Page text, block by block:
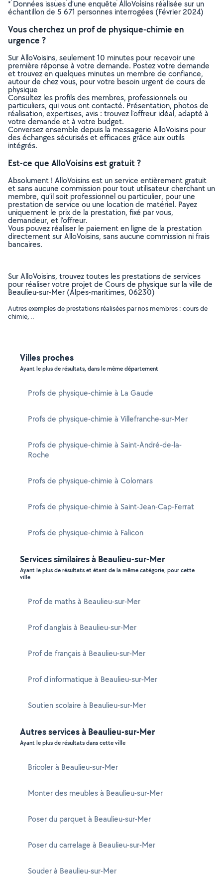
* Données issues d’une enquête AlloVoisins réalisée sur un
échantillon de 5 671 personnes interrogées (Février 2024)
Vous cherchez un prof de physique-chimie en
urgence ?
Sur AlloVoisins, seulement 10 minutes pour recevoir une
première réponse à votre demande. Postez votre demande
et trouvez en quelques minutes un membre de confiance,
autour de chez vous, pour votre besoin urgent de cours de
physique
Consultez les profils des membres, professionnels ou
particuliers, qui vous ont contacté. Présentation, photos de
réalisation, expertises, avis : trouvez l'offreur idéal, adapté à
votre demande et à votre budget.
Conversez ensemble depuis la messagerie AlloVoisins pour
des échanges sécurisés et efficaces grâce aux outils
intégrés.
Est-ce que AlloVoisins est gratuit ?
Absolument ! AlloVoisins est un service entièrement gratuit
et sans aucune commission pour tout utilisateur cherchant un
membre, qu’il soit professionnel ou particulier, pour une
prestation de service ou une location de matériel. Payez
uniquement le prix de la prestation, fixé par vous,
demandeur, et l’offreur.
Vous pouvez réaliser le paiement en ligne de la prestation
directement sur AlloVoisins, sans aucune commission ni frais
bancaires.
Sur AlloVoisins, trouvez toutes les prestations de services
pour réaliser votre projet de Cours de physique sur la ville de
Beaulieu-sur-Mer (Alpes-maritimes, 06230)
Autres exemples de prestations réalisées par nos membres : cours de
chimie, ..
Villes proches
Ayant le plus de résultats, dans le même département
Profs de physique-chimie à La Gaude
Profs de physique-chimie à Villefranche-sur-Mer
Profs de physique-chimie à Saint-André-de-la-
Roche
Profs de physique-chimie à Colomars
Profs de physique-chimie à Saint-Jean-Cap-Ferrat
Profs de physique-chimie à Falicon
Services similaires à Beaulieu-sur-Mer
Ayant le plus de résultats et étant de la même catégorie, pour cette
ville
Prof de maths à Beaulieu-sur-Mer
Prof d'anglais à Beaulieu-sur-Mer
Prof de français à Beaulieu-sur-Mer
Prof d'informatique à Beaulieu-sur-Mer
Soutien scolaire à Beaulieu-sur-Mer
Autres services à Beaulieu-sur-Mer
Ayant le plus de résultats dans cette ville
Bricoler à Beaulieu-sur-Mer
Monter des meubles à Beaulieu-sur-Mer
Poser du parquet à Beaulieu-sur-Mer
Poser du carrelage à Beaulieu-sur-Mer
Souder à Beaulieu-sur-Mer